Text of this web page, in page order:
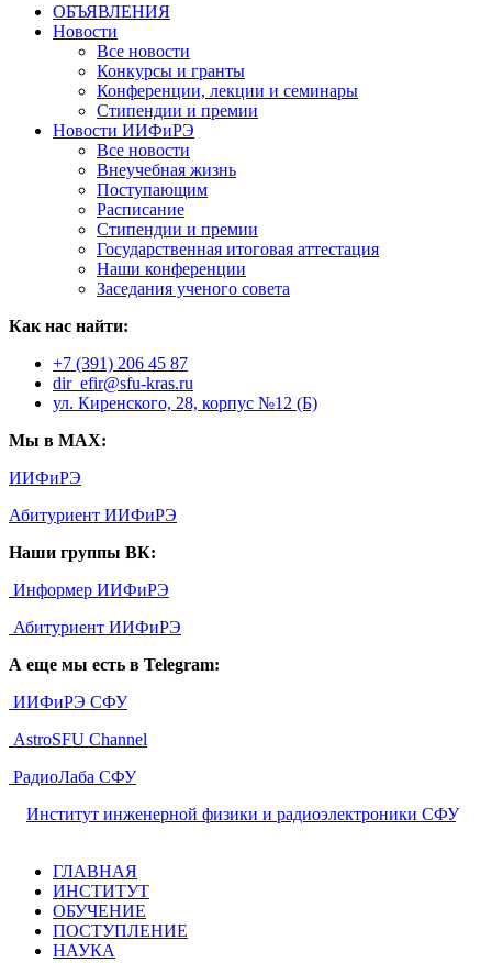
ОБЪЯВЛЕНИЯ
Новости
Все новости
Конкурсы и гранты
Конференции, лекции и семинары
Стипендии и премии
Новости ИИФиРЭ
Все новости
Внеучебная жизнь
Поступающим
Расписание
Стипендии и премии
Государственная итоговая аттестация
Наши конференции
Заседания ученого совета
Как нас найти:
+7 (391) 206 45 87
dir_efir@sfu-kras.ru
ул. Киренского, 28, корпус №12 (Б)
Мы в MAX:
ИИФиРЭ
Абитуриент ИИФиРЭ
Наши группы ВК:
Информер ИИФиРЭ
Абитуриент ИИФиРЭ
А еще мы есть в Telegram:
ИИФиРЭ СФУ
AstroSFU Channel
РадиоЛаба СФУ
Институт инженерной физики и радиоэлектроники СФУ,
ГЛАВНАЯ
ИНСТИТУТ
ОБУЧЕНИЕ
ПОСТУПЛЕНИЕ
НАУКА